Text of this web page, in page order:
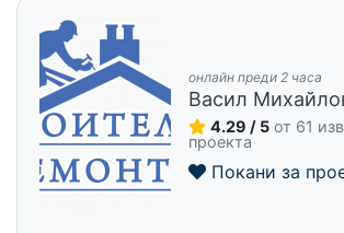
онлайн преди 2 часа
Васил
4.29 / 5 от 61
проекта
Покани за